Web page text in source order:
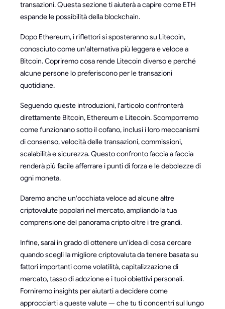
transazioni. Questa sezione ti aiuterà a capire come ETH
espande le possibilità della blockchain.
Dopo Ethereum, i riflettori si sposteranno su Litecoin,
conosciuto come un'alternativa più leggera e veloce a
Bitcoin. Copriremo cosa rende Litecoin diverso e perché
alcune persone lo preferiscono per le transazioni
quotidiane.
Seguendo queste introduzioni, l'articolo confronterà
direttamente Bitcoin, Ethereum e Litecoin. Scomporremo
come funzionano sotto il cofano, inclusi i loro meccanismi
di consenso, velocità delle transazioni, commissioni,
scalabilità e sicurezza. Questo confronto faccia a faccia
renderà più facile afferrare i punti di forza e le debolezze di
ogni moneta.
Daremo anche un'occhiata veloce ad alcune altre
criptovalute popolari nel mercato, ampliando la tua
comprensione del panorama cripto oltre i tre grandi.
Infine, sarai in grado di ottenere un'idea di cosa cercare
quando scegli la migliore criptovaluta da tenere basata su
fattori importanti come volatilità, capitalizzazione di
mercato, tasso di adozione e i tuoi obiettivi personali.
Forniremo insights per aiutarti a decidere come
approcciarti a queste valute — che tu ti concentri sul lungo